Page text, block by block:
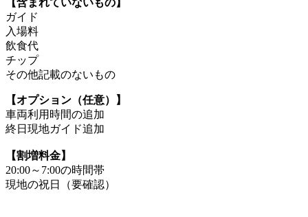
【含まれていないもの】
ガイド
入場料
飲食代
チップ
その他記載のないもの
【オプション（任意）】
車両利用時間の追加
終日現地ガイド追加
【割増料金】
20:00～7:00の時間帯
現地の祝日（要確認）